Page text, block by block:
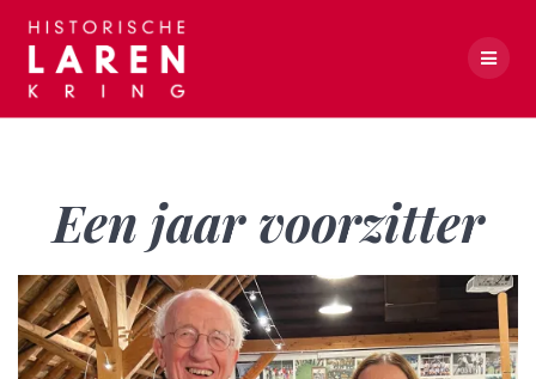
Een jaar voorzitter